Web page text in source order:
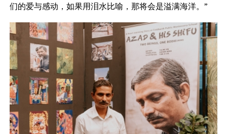
们的爱与感动，如果用泪水比喻，那将会是溢满海洋。”